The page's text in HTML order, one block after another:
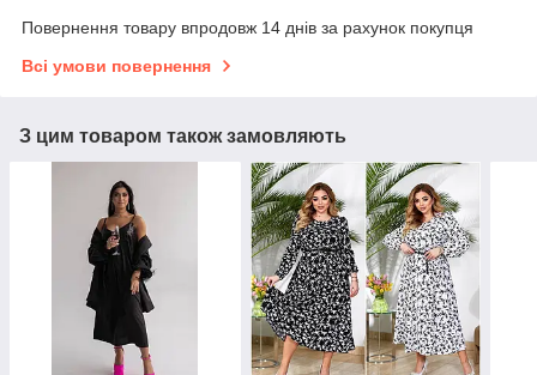
Повернення товару впродовж 14 днів за рахунок покупця
Всі умови повернення
З цим товаром також замовляють